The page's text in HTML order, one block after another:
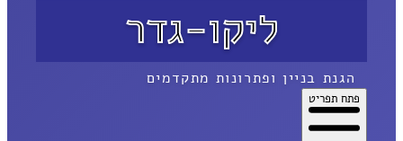
ליקו-גדר
הגנת בניין ופתרונות מתקדמים
פתח תפריט